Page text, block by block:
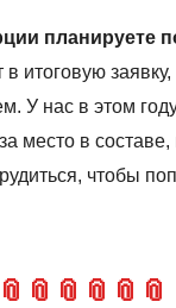
планируете
итоговую
У нас в этом
место в
чтобы
📎 📎 📎 📎 📎 📎